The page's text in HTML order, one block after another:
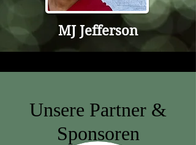
MJ Jefferson
Unsere Partner &
Sponsoren